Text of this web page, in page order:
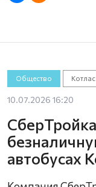
Общество Котлас
10.07.2026 16:20
автобусах